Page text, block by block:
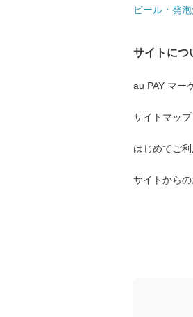
ビール・発
サイトにつ
au PAY マー
サイトマップ
はじめてご
サイトから